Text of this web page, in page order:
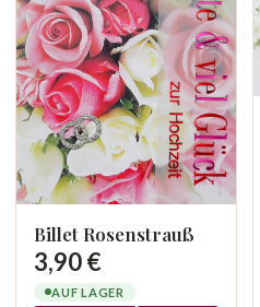
Billet Rosenstrauß
3,90 €
AUF LAGER